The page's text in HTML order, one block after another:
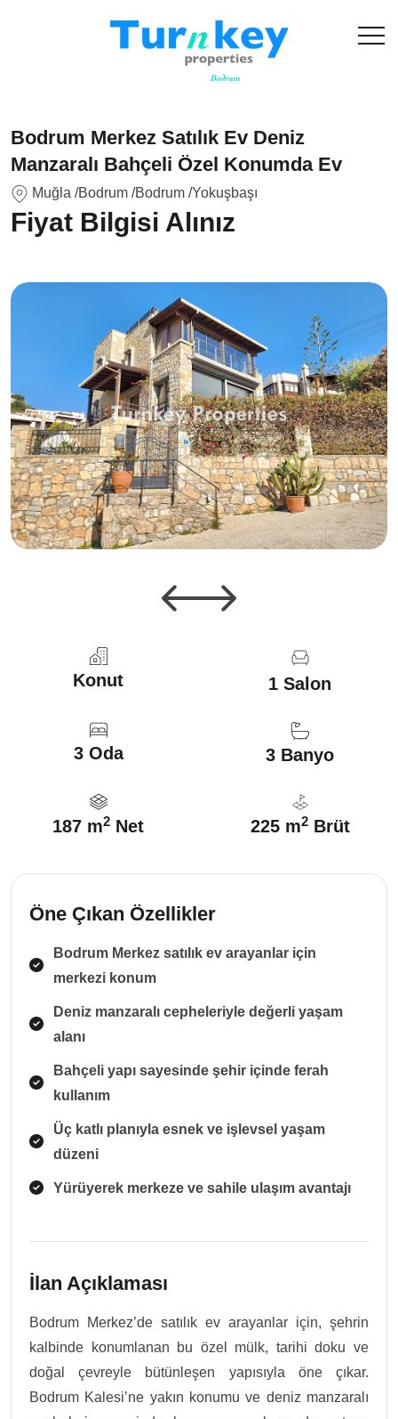
Bodrum Merkez Satılık Ev Deniz
Manzaralı Bahçeli Özel Konumda Ev
Muğla /Bodrum /Bodrum /Yokuşbaşı
Fiyat Bilgisi Alınız
Konut 1 Salon
3 Oda 3 Banyo
187 m2 Net 225 m2Brüt
Öne Çıkan Özellikler
Bodrum Merkez satılık ev arayanlar için
merkezi konum
Deniz manzaralı cepheleriyle değerli yaşam
alanı
Bahçeli yapı sayesinde şehir içinde ferah
kullanım
Üç katlı planıyla esnek ve işlevsel yaşam
düzeni
Yürüyerek merkeze ve sahile ulaşım avantajı
İlan Açıklaması
Bodrum Merkez’de satılık ev arayanlar için, şehrin
kalbinde konumlanan bu özel mülk, tarihi doku ve
doğal çevreyle bütünleşen yapısıyla öne çıkar.
Bodrum Kalesi’ne yakın konumu ve deniz manzaralı